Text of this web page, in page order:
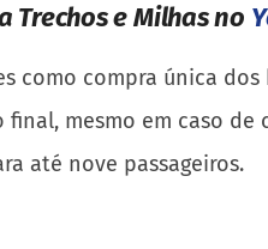
Trechos e Milhas no
como compra única
mesmo em caso de
até nove passageiros.